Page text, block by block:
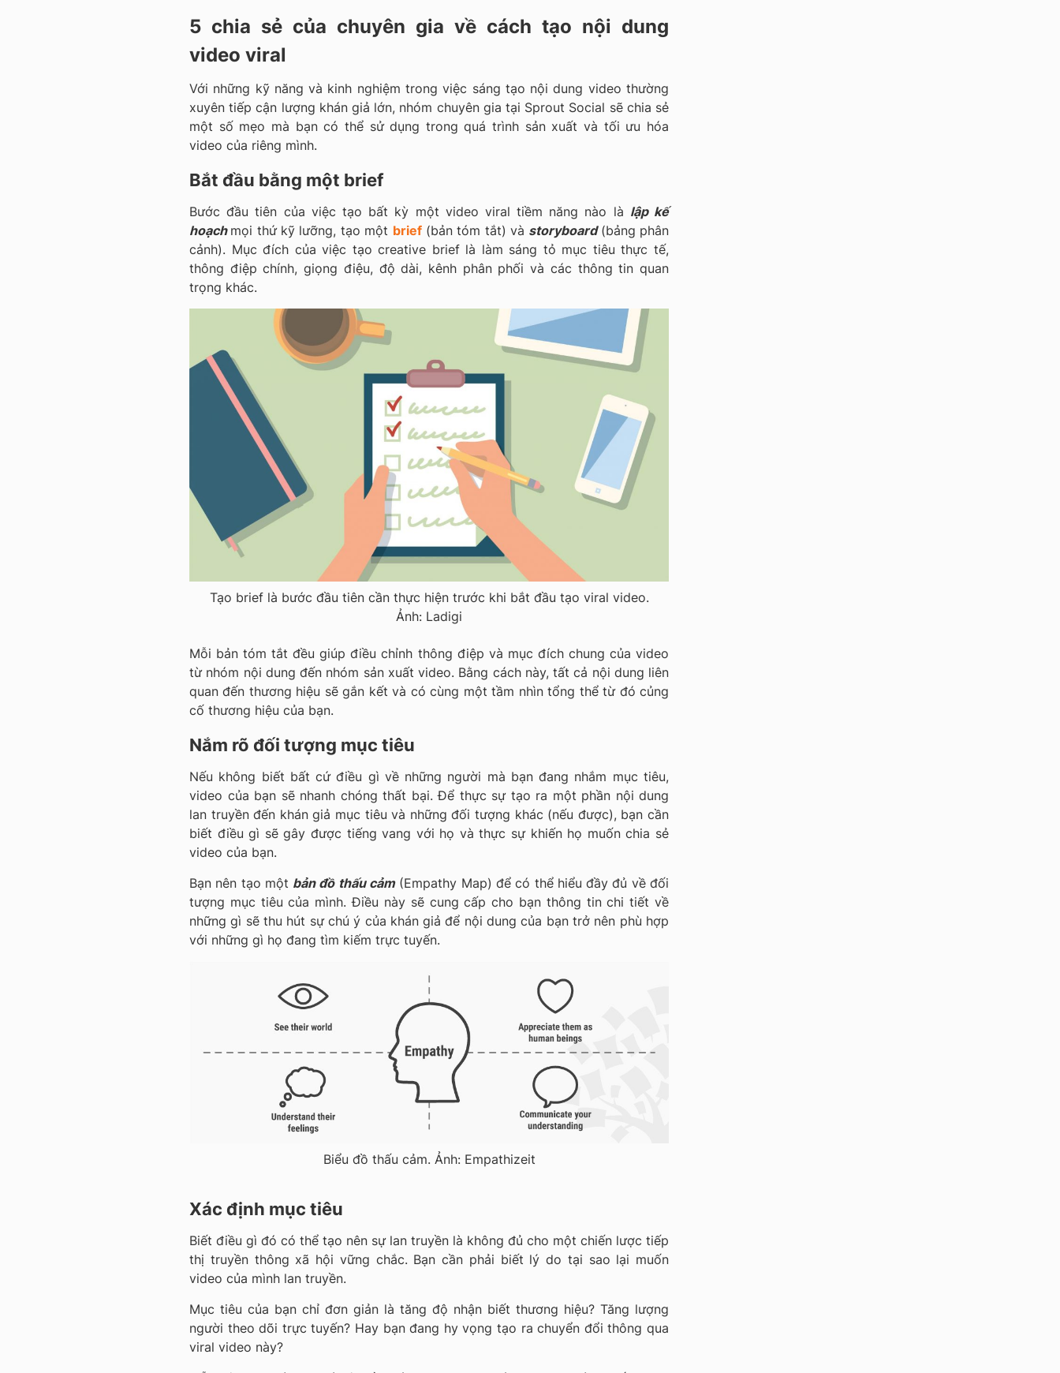
5 chia sẻ của chuyên gia về cách tạo nội dung
video viral
Với những kỹ năng và kinh nghiệm trong việc sáng tạo nội dung video thường
xuyên tiếp cận lượng khán giả lớn, nhóm chuyên gia tại Sprout Social sẽ chia sẻ
một số mẹo mà bạn có thể sử dụng trong quá trình sản xuất và tối ưu hóa
video của riêng mình.
Bắt đầu bằng một brief
Bước đầu tiên của việc tạo bất kỳ một video viral tiềm năng nào là lập kế
hoạch mọi thứ kỹ lưỡng, tạo một brief(bản tóm tắt) và storyboard (bảng phân
cảnh). Mục đích của việc tạo creative brief là làm sáng tỏ mục tiêu thực tế,
thông điệp chính, giọng điệu, độ dài, kênh phân phối và các thông tin quan
trọng khác.
Tạo brief là bước đầu tiên cần thực hiện trước khi bắt đầu tạo viral video.
Ảnh: Ladigi
Mỗi bản tóm tắt đều giúp điều chỉnh thông điệp và mục đích chung của video
từ nhóm nội dung đến nhóm sản xuất video. Bằng cách này, tất cả nội dung liên
quan đến thương hiệu sẽ gắn kết và có cùng một tầm nhìn tổng thể từ đó củng
cố thương hiệu của bạn.
Nắm rõ đối tượng mục tiêu
Nếu không biết bất cứ điều gì về những người mà bạn đang nhắm mục tiêu,
video của bạn sẽ nhanh chóng thất bại. Để thực sự tạo ra một phần nội dung
lan truyền đến khán giả mục tiêu và những đối tượng khác (nếu được), bạn cần
biết điều gì sẽ gây được tiếng vang với họ và thực sự khiến họ muốn chia sẻ
video của bạn.
Bạn nên tạo một bản đồ thấu cảm(Empathy Map) để có thể hiểu đầy đủ về đối
tượng mục tiêu của mình. Điều này sẽ cung cấp cho bạn thông tin chi tiết về
những gì sẽ thu hút sự chú ý của khán giả để nội dung của bạn trở nên phù hợp
với những gì họ đang tìm kiếm trực tuyến.
Biểu đồ thấu cảm. Ảnh: Empathizeit
Xác định mục tiêu
Biết điều gì đó có thể tạo nên sự lan truyền là không đủ cho một chiến lược tiếp
thị truyền thông xã hội vững chắc. Bạn cần phải biết lý do tại sao lại muốn
video của mình lan truyền.
Mục tiêu của bạn chỉ đơn giản là tăng độ nhận biết thương hiệu? Tăng lượng
người theo dõi trực tuyến? Hay bạn đang hy vọng tạo ra chuyển đổi thông qua
viral video này?